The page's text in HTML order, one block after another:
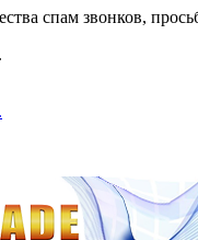
спам звонков,